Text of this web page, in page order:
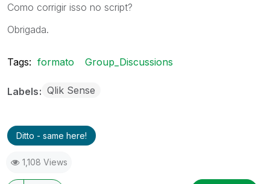
Como corrigir isso no script?
Obrigada.
Tags: formato Group_Discussions
Labels Qlik Sense
Ditto - same here!
1,108 Views